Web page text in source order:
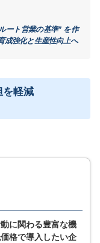
ート営業の基準” を作
成強化と生産性向上へ
を軽減
に関わる豊富な機
格で導入したい企